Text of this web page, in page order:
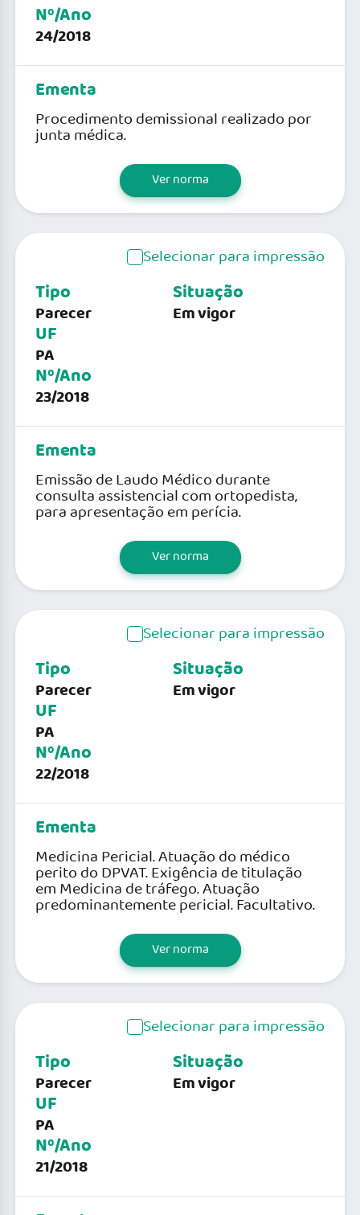
Nº/Ano
24/2018
Ementa
Procedimento demissional realizado por
junta médica.
Ver norma
Selecionar para impressão
Tipo
Parecer
UF
PA
Nº/Ano
23/2018
Situação
Em vigor
Ementa
Emissão de Laudo Médico durante
consulta assistencial com ortopedista,
para apresentação em perícia.
Ver norma
Selecionar para impressão
Tipo
Parecer
UF
PA
Nº/Ano
22/2018
Situação
Em vigor
Ementa
Medicina Pericial. Atuação do médico
perito do DPVAT. Exigência de titulação
em Medicina de tráfego. Atuação
predominantemente pericial. Facultativo.
Ver norma
Selecionar para impressão
Tipo
Parecer
UF
PA
Nº/Ano
21/2018
Situação
Em vigor